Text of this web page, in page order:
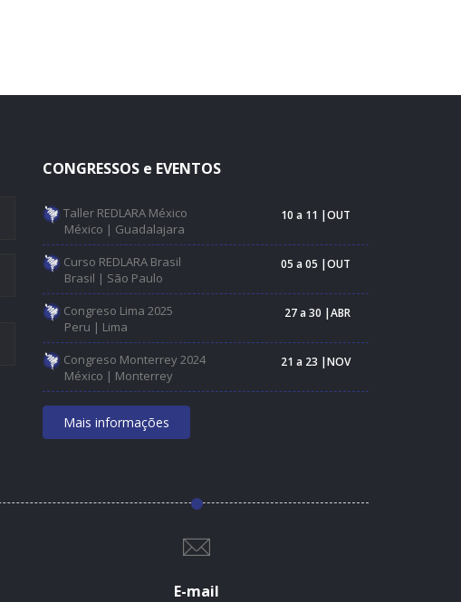
CONGRESSOS e EVENTOS
Taller REDLARA México
México | Guadalajara
10 a 11 |OUT
Curso REDLARA Brasil
Brasil | São Paulo
05 a 05 |OUT
Congreso Lima 2025
Peru | Lima
27 a 30 |ABR
Congreso Monterrey 2024
México | Monterrey
21 a 23 |NOV
Mais informações
E-mail